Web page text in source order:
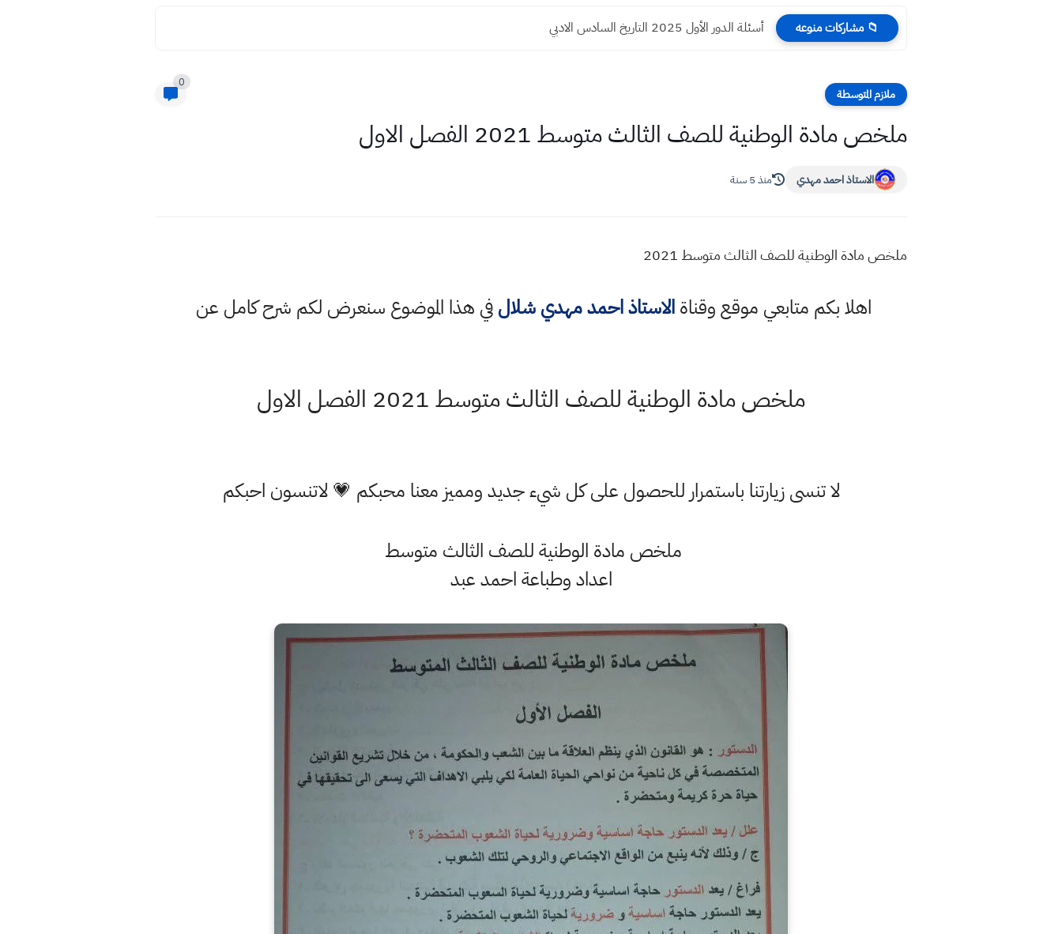
📁 مشاركات منوعه أسئلة الدور الأول 2025 التاريخ السادس الادبي
ملازم المتوسطة
0
ملخص مادة الوطنية للصف الثالث متوسط 2021 الفصل الاول
الاستاذ احمد مهدي منذ 5 سنة
ملخص مادة الوطنية للصف الثالث متوسط 2021
اهلا بكم متابعي موقع وقناةالاستاذ احمد مهدي شلالفي هذا الموضوع سنعرض لكم شرح كامل عن
ملخص مادة الوطنية للصف الثالث متوسط 2021 الفصل الاول
لا تنسى زيارتنا باستمرار للحصول على كل شيء جديد ومميز معنا محبكم 💗 لاتنسون احبكم
ملخص مادة الوطنية للصف الثالث متوسط
اعداد وطباعة احمد عبد